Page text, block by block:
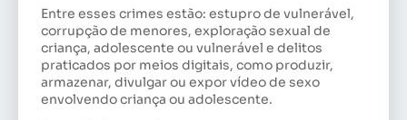
Entre esses crimes estão: estupro de vulnerável,
corrupção de menores, exploração sexual de
criança, adolescente ou vulnerável e delitos
praticados por meios digitais, como produzir,
armazenar, divulgar ou expor vídeo de sexo
envolvendo criança ou adolescente.